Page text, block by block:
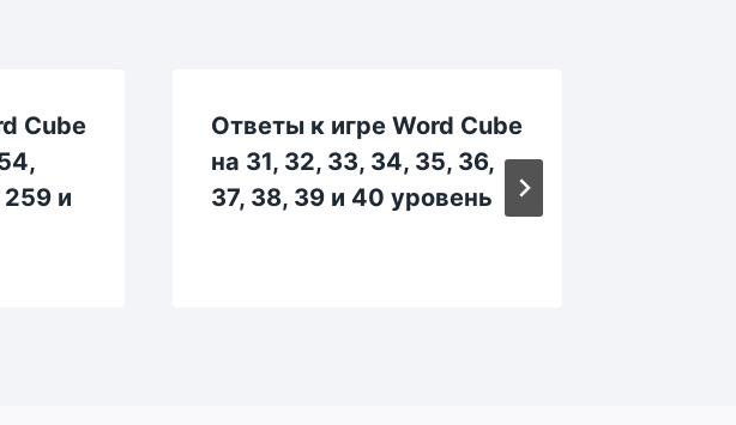
Cube
и
Ответы к игре Word Cube
на 31, 32, 33, 34, 35, 36,
37, 38, 39 и 40 уровень